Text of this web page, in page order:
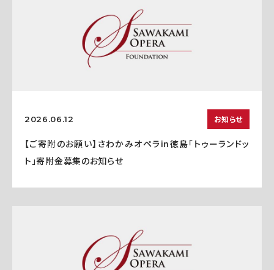
2026.06.12 お知らせ
【ご寄附のお願い】さわかみオペラin徳島「トゥーランドッ
ト」寄附金募集のお知らせ